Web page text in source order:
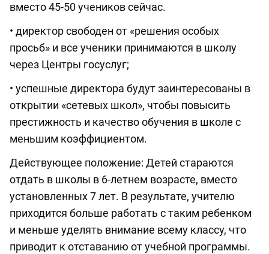
вместо 45-50 учеников сейчас.
• директор свободен от «решения особых
просьб» и все ученики принимаются в школу
через Центры госуслуг;
• успешные директора будут заинтересованы в
открытии «сетевых школ», чтобы повысить
престижность и качество обучения в школе с
меньшим коэффициентом.
Действующее положение: Детей стараются
отдать в школы в 6-летнем возрасте, вместо
установленных 7 лет. В результате, учителю
приходится больше работать с таким ребенком
и меньше уделять внимание всему классу, что
приводит к отставанию от учебной программы.